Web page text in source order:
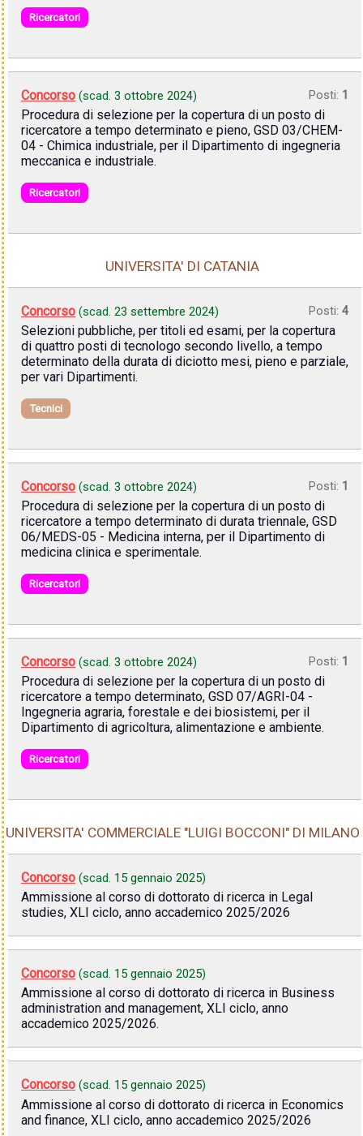
Ricercatori
Concorso (scad. 3 ottobre 2024) Posti: 1
Procedura di selezione per la copertura di un posto di
ricercatore a tempo determinato e pieno, GSD 03/CHEM-
04 - Chimica industriale, per il Dipartimento di ingegneria
meccanica e industriale.
Ricercatori
UNIVERSITA' DI CATANIA
Concorso (scad. 23 settembre 2024) Posti: 4
Selezioni pubbliche, per titoli ed esami, per la copertura
di quattro posti di tecnologo secondo livello, a tempo
determinato della durata di diciotto mesi, pieno e parziale,
per vari Dipartimenti.
Tecnici
Concorso (scad. 3 ottobre 2024) Posti: 1
Procedura di selezione per la copertura di un posto di
ricercatore a tempo determinato di durata triennale, GSD
06/MEDS-05 - Medicina interna, per il Dipartimento di
medicina clinica e sperimentale.
Ricercatori
Concorso (scad. 3 ottobre 2024) Posti: 1
Procedura di selezione per la copertura di un posto di
ricercatore a tempo determinato, GSD 07/AGRI-04 -
Ingegneria agraria, forestale e dei biosistemi, per il
Dipartimento di agricoltura, alimentazione e ambiente.
Ricercatori
UNIVERSITA' COMMERCIALE "LUIGI BOCCONI" DI MILANO
Concorso (scad. 15 gennaio 2025)
Ammissione al corso di dottorato di ricerca in Legal
studies, XLI ciclo, anno accademico 2025/2026
Concorso (scad. 15 gennaio 2025)
Ammissione al corso di dottorato di ricerca in Business
administration and management, XLI ciclo, anno
accademico 2025/2026.
Concorso (scad. 15 gennaio 2025)
Ammissione al corso di dottorato di ricerca in Economics
and finance, XLI ciclo, anno accademico 2025/2026